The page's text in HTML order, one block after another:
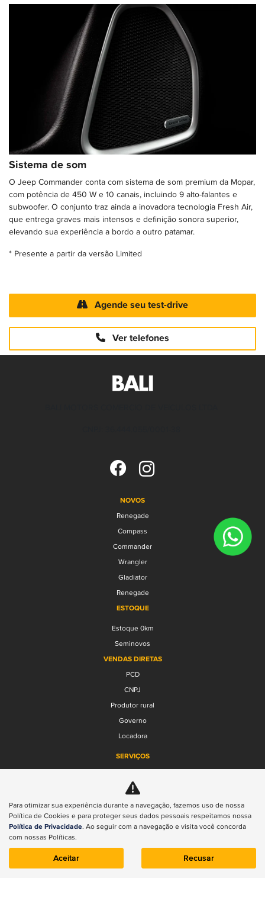
Sistema de som
O Jeep Commander conta com sistema de som premium da Mopar,
com potência de 450 W e 10 canais, incluindo 9 alto-falantes e
subwoofer. O conjunto traz ainda a inovadora tecnologia Fresh Air,
que entrega graves mais intensos e definição sonora superior,
elevando sua experiência a bordo a outro patamar.
* Presente a partir da versão Limited
Ver telefones
Agende seu test-drive
NOVOS
Renegade
Compass
Commander
Wrangler
Gladiator
Renegade
ESTOQUE
Estoque 0km
Seminovos
VENDAS DIRETAS
PCD
CNPJ
Produtor rural
Governo
Locadora
SERVIÇOS
Agende um serviço
Peças
FALE CONOSCO
Quem somos
Rally Jeep
Para otimizar sua experiência durante a navegação, fazemos uso de nossa
Política de Cookies e para proteger seus dados pessoais respeitamos nossa
Política de Privacidade. Ao seguir com a navegação e visita você concorda
com nossas Políticas.
Aceitar Recusar